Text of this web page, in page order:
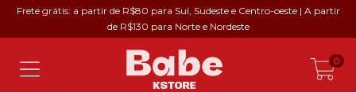
Frete grátis: a partir de R$80 para Sul, Sudeste e Centro-oeste | A partir
de R$130 para Norte e Nordeste
0